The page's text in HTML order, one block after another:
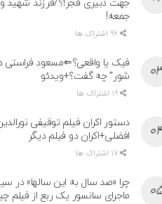
جهت دبیری فجر!؟/فرزند شهید و
جمعه!
فیک یا واقعی؟⇐مسعود فراستی
شور” چه گفت؟+ویدئو
دستور اکران فیلم توقیفی
افضلی+اکران دو فیلم دیگر
چرا «صد سال به این سالها» در
ماجرای سانسور یک ربع از فیلم